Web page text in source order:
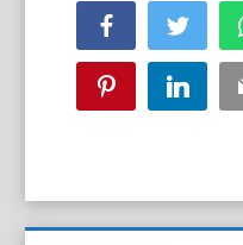
Facebook Twitter
Pinterest LinkedIn